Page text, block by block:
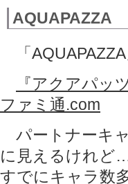
AQUAPAZZA
「
『アクアパッ
ファミ通.com
パートナーキ
に見えるけれ
すでにキャラ数